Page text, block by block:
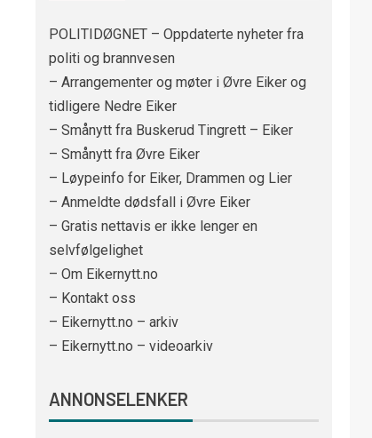
POLITIDØGNET – Oppdaterte nyheter fra
politi og brannvesen
– Arrangementer og møter i Øvre Eiker og
tidligere Nedre Eiker
– Smånytt fra Buskerud Tingrett – Eiker
– Smånytt fra Øvre Eiker
– Løypeinfo for Eiker, Drammen og Lier
– Anmeldte dødsfall i Øvre Eiker
– Gratis nettavis er ikke lenger en
selvfølgelighet
– Om Eikernytt.no
– Kontakt oss
– Eikernytt.no – arkiv
– Eikernytt.no – videoarkiv
ANNONSELENKER